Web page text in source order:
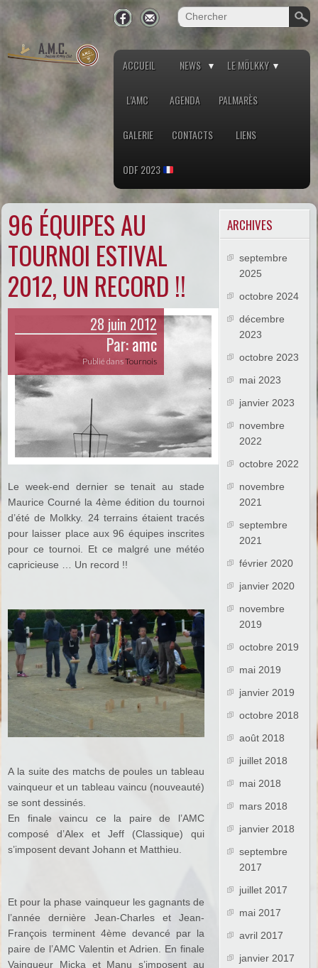
ACCUEIL NEWS LE MÖLKKY
L’AMC AGENDA PALMARÈS
GALERIE CONTACTS LIENS
ODF 2023
96 ÉQUIPES AU
TOURNOI ESTIVAL
2012, UN RECORD !!
28 juin 2012
Par:amc
Publié dansTournois
Le week-end dernier se tenait au stade
Maurice Courné la 4ème édition du tournoi
d’été de Molkky. 24 terrains étaient tracés
pour laisser place aux 96 équipes inscrites
pour ce tournoi. Et ce malgré une météo
capricieuse … Un record !!
A la suite des matchs de poules un tableau
vainqueur et un tableau vaincu (nouveauté)
se sont dessinés.
En finale vaincu ce la paire de l’AMC
composé d’Alex et Jeff (Classique) qui
s’imposent devant Johann et Matthieu.
Et pour la phase vainqueur les gagnants de
l’année dernière Jean-Charles et Jean-
François terminent 4ème devancé par la
paire de l’AMC Valentin et Adrien. En finale
Vainqueur Micka et Manu s’imposent au
ARCHIVES
septembre
2025
octobre 2024
décembre
2023
octobre 2023
mai 2023
janvier 2023
novembre
2022
octobre 2022
novembre
2021
septembre
2021
février 2020
janvier 2020
novembre
2019
octobre 2019
mai 2019
janvier 2019
octobre 2018
août 2018
juillet 2018
mai 2018
mars 2018
janvier 2018
septembre
2017
juillet 2017
mai 2017
avril 2017
janvier 2017